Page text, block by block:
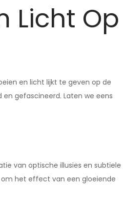
Licht Op
en licht lijkt te geven op de
gefascineerd. Laten we eens
van optische illusies en subtiele
het effect van een gloeiende